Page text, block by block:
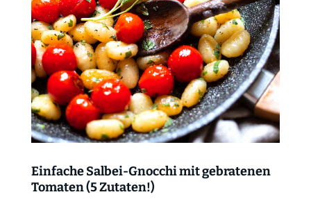
Einfache Salbei-Gnocchi mit gebratenen
Tomaten (5 Zutaten!)